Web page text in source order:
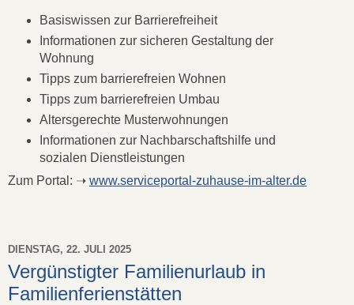
Basis­wissen zur Barriere­freiheit
Informationen zur sicheren Gestaltung der
Wohnung
Tipps zum barriere­freien Wohnen
Tipps zum barriere­freien Umbau
Alters­gerechte Muster­wohnungen
Informationen zur Nachbar­schafts­hilfe und
sozialen Dienstleistungen
Zum Portal: ➝ www.serviceportal-zuhause-im-alter.de
DIENSTAG, 22. JULI 2025
Vergünstigter Familienurlaub in
Familienferienstätten